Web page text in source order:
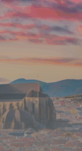
25 juin 2026